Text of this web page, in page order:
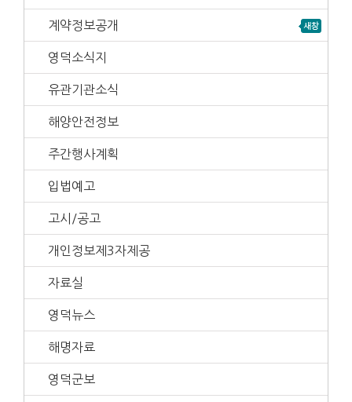
계약정보공개
영덕소식지
유관기관소식
해양안전정보
주간행사계획
입법예고
고시/공고
개인정보제3자제공
자료실
영덕뉴스
해명자료
영덕군보